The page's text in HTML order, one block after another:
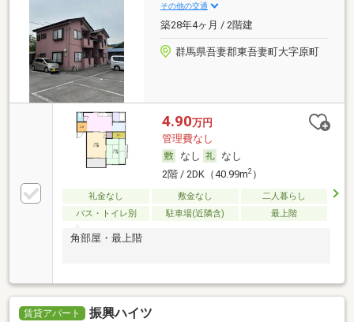
その他の交通
築28年4ヶ月 / 2階建
群馬県吾妻郡東吾妻町大字原町
4.90万円
管理費なし
なし
なし
2階 / 2DK（40.99m2）
礼金なし 敷金なし
二人暮らし
バス・トイレ別
駐車場(近隣含) 最上階
角部屋・最上階
賃貸アパート 振興ハイツ